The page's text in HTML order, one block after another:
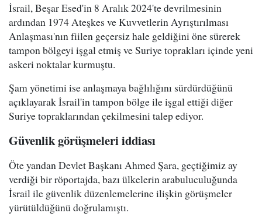
İsrail, Beşar Esed'in 8 Aralık 2024'te devrilmesinin
ardından 1974 Ateşkes ve Kuvvetlerin Ayrıştırılması
Anlaşması'nın fiilen geçersiz hale geldiğini öne sürerek
tampon bölgeyi işgal etmiş ve Suriye toprakları içinde yeni
askeri noktalar kurmuştu.
Şam yönetimi ise anlaşmaya bağlılığını sürdürdüğünü
açıklayarak İsrail'in tampon bölge ile işgal ettiği diğer
Suriye topraklarından çekilmesini talep ediyor.
Güvenlik görüşmeleri iddiası
Öte yandan Devlet Başkanı Ahmed Şara, geçtiğimiz ay
verdiği bir röportajda, bazı ülkelerin arabuluculuğunda
İsrail ile güvenlik düzenlemelerine ilişkin görüşmeler
yürütüldüğünü doğrulamıştı.